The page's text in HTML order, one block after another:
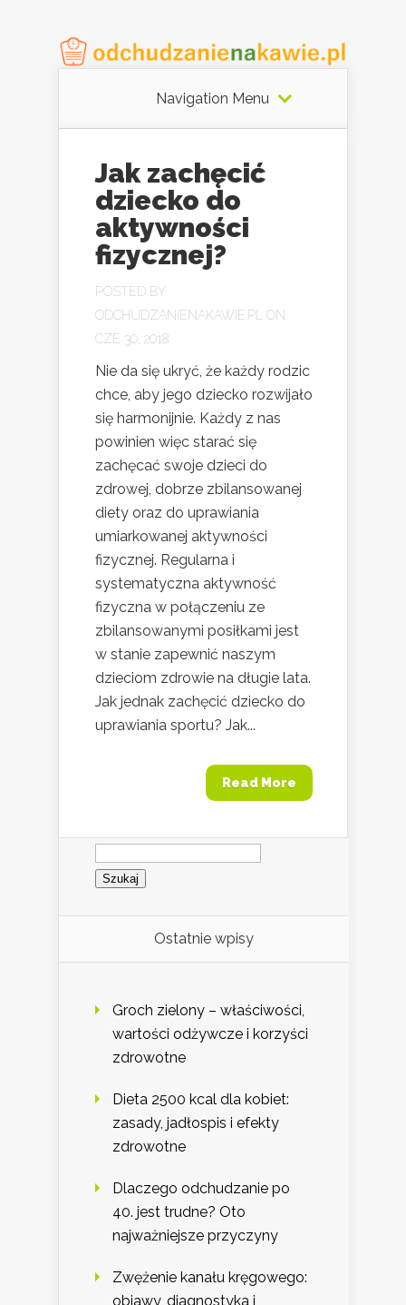
Navigation Menu
Jak zachęcić
dziecko do
aktywności
fizycznej?
POSTED BY
ODCHUDZANIENAKAWIE.PL
ON
CZE 30, 2018
Nie da się ukryć, że każdy rodzic
chce, aby jego dziecko rozwijało
się harmonijnie. Każdy z nas
powinien więc starać się
zachęcać swoje dzieci do
zdrowej, dobrze zbilansowanej
diety oraz do uprawiania
umiarkowanej aktywności
fizycznej. Regularna i
systematyczna aktywność
fizyczna w połączeniu ze
zbilansowanymi posiłkami jest
w stanie zapewnić naszym
dzieciom zdrowie na długie lata.
Jak jednak zachęcić dziecko do
uprawiania sportu? Jak...
Read More
Szukaj:
Ostatnie wpisy
Groch zielony – właściwości,
wartości odżywcze i korzyści
zdrowotne
Dieta 2500 kcal dla kobiet:
zasady, jadłospis i efekty
zdrowotne
Dlaczego odchudzanie po
40. jest trudne? Oto
najważniejsze przyczyny
Zwężenie kanału kręgowego:
objawy, diagnostyka i